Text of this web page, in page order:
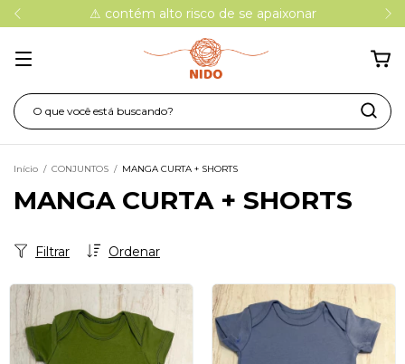
⚠ contém alto risco de se apaixonar
Início / CONJUNTOS / MANGA CURTA + SHORTS
MANGA CURTA + SHORTS
Ordenar
Filtrar